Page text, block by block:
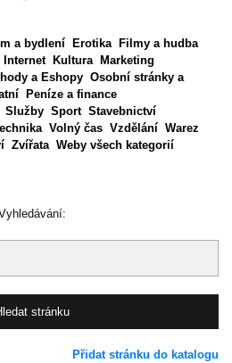
a bydlení Erotika
Filmy a hudba
Internet Kultura
Marketing
a Eshopy Osobní stránky a
Peníze a finance
Služby Sport Stavebnictví
Volný čas Vzdělání Warez
Zvířata Weby všech kategorií
Přidat stránku do katalogu